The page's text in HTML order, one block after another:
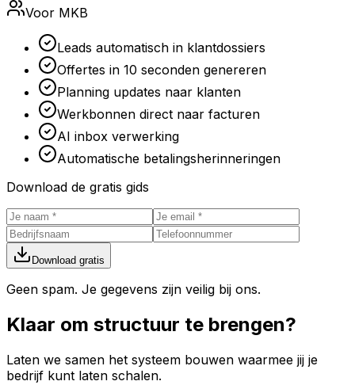
Voor MKB
Leads automatisch in klantdossiers
Offertes in 10 seconden genereren
Planning updates naar klanten
Werkbonnen direct naar facturen
AI inbox verwerking
Automatische betalingsherinneringen
Download de gratis gids
Download gratis
Geen spam. Je gegevens zijn veilig bij ons.
Klaar om structuur te brengen?
Laten we samen het systeem bouwen waarmee jij je
bedrijf kunt laten schalen.